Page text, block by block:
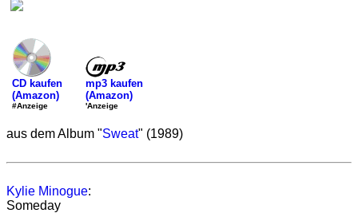
CD kaufen
(Amazon)
#Anzeige
mp3 kaufen
(Amazon)
'Anzeige
aus dem Album "Sweat" (1989)
Kylie Minogue:
Someday